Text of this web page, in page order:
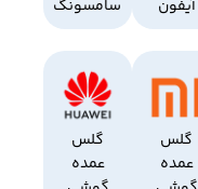
آیفون
سامسونگ
گلس
عمده
گلس
عمده